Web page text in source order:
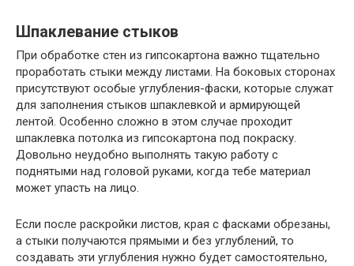
Шпаклевание стыков
При обработке стен из гипсокартона важно тщательно
проработать стыки между листами. На боковых сторонах
присутствуют особые углубления-фаски, которые служат
для заполнения стыков шпаклевкой и армирующей
лентой. Особенно сложно в этом случае проходит
шпаклевка потолка из гипсокартона под покраску.
Довольно неудобно выполнять такую работу с
поднятыми над головой руками, когда тебе материал
может упасть на лицо.
Если после раскройки листов, края с фасками обрезаны,
а стыки получаются прямыми и без углублений, то
создавать эти углубления нужно будет самостоятельно,